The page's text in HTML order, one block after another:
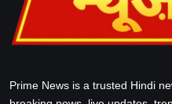
Prime News is a trusted Hindi